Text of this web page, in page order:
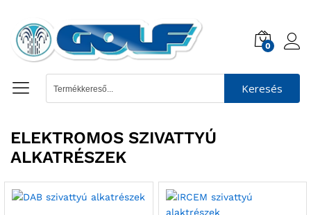
0
Keresés
ELEKTROMOS SZIVATTYÚ
ALKATRÉSZEK